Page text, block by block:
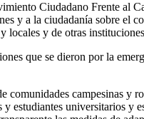
Ciudadano Frente al
y a la ciudadanía sobre el
locales y de otras
que se dieron por la
campesinas y
estudiantes universitarios y